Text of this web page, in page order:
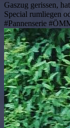
Gaszug gerissen,
Special rumliegen
#Pannenserie